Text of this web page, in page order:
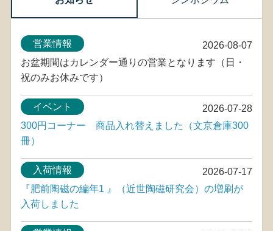
2026-08-07
営業情報
お盆期間はカレンダー通りの営業となります（日・
祝のみお休みです）
2026-07-28
イベント
300円コーナー 商品入れ替えました（文京倉庫300
冊）
2026-07-17
入荷情報
『肥前陶磁の編年1 』（近世陶磁研究会）の増刷が
入荷しました